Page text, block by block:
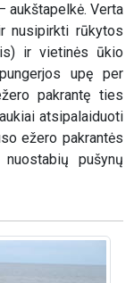
aukštapelkė. Verta
nusipirkti rūkytos
ir vietinės ūkio
upę per
pakrantę ties
atsipalaiduoti
ežero pakrantės
pušynų